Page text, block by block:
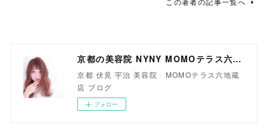
京都の美容院 NYNY MOMOテラス六地蔵店
京都 伏見 宇治 美容院 MOMOテラス六地蔵
店 ブログ
フォロー